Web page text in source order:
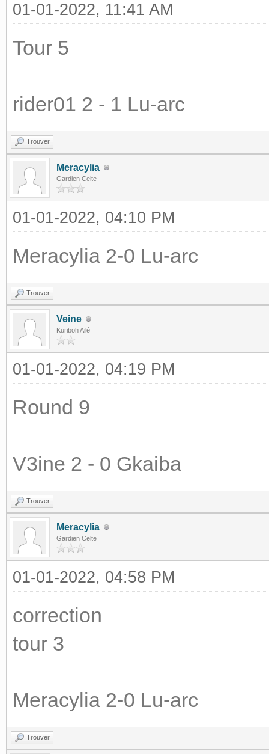
01-01-2022, 11:41 AM
Tour 5
rider01 2 - 1 Lu-arc
Trouver
Meracylia
Gardien Celte
01-01-2022, 04:10 PM
Meracylia 2-0 Lu-arc
Trouver
Veine
Kuriboh Ailé
01-01-2022, 04:19 PM
Round 9
V3ine 2 - 0 Gkaiba
Trouver
Meracylia
Gardien Celte
01-01-2022, 04:58 PM
correction
tour 3
Meracylia 2-0 Lu-arc
Trouver